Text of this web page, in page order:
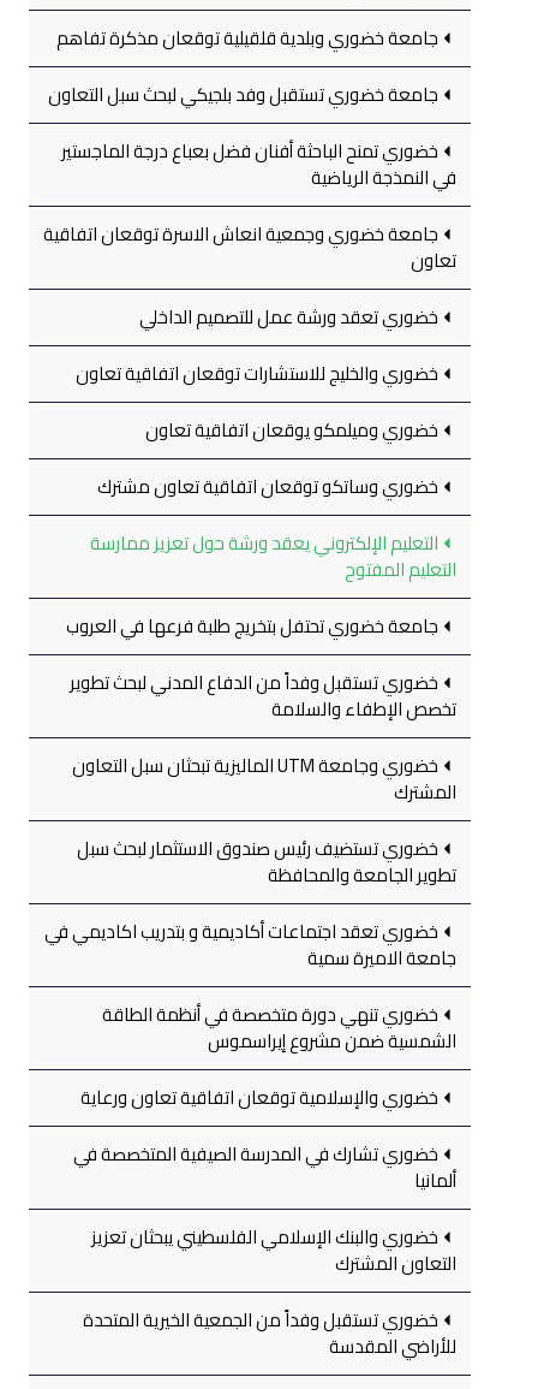
جامعة خضوري وبلدية قلقيلية توقعان مذكرة تفاهم
جامعة خضوري تستقبل وفد بلجيكي لبحث سبل التعاون
خضوري تمنح الباحثة أفنان فضل بعباع درجة الماجستير
في النمذجة الرياضية
جامعة خضوري وجمعية انعاش الاسرة توقعان اتفاقية
تعاون
خضوري تعقد ورشة عمل للتصميم الداخلي
خضوري والخليج للاستشارات توقعان اتفاقية تعاون
خضوري وميلمكو يوقعان اتفاقية تعاون
خضوري وساتكو توقعان اتفاقية تعاون مشترك
التعليم الإلكتروني يعقد ورشة حول تعزيز ممارسة
التعليم المفتوح
جامعة خضوري تحتفل بتخريج طلبة فرعها في العروب
خضوري تستقبل وفداً من الدفاع المدني لبحث تطوير
تخصص الإطفاء والسلامة
خضوري وجامعة UTM الماليزية تبحثان سبل التعاون
المشترك
خضوري تستضيف رئيس صندوق الاستثمار لبحث سبل
تطوير الجامعة والمحافظة
خضوري تعقد اجتماعات أكاديمية و بتدريب اكاديمي في
جامعة الاميرة سمية
خضوري تنهي دورة متخصصة في أنظمة الطاقة
الشمسية ضمن مشروع إيراسموس
خضوري والإسلامية توقعان اتفاقية تعاون ورعاية
خضوري تشارك في المدرسة الصيفية المتخصصة في
ألمانيا
خضوري والبنك الإسلامي الفلسطيني يبحثان تعزيز
التعاون المشترك
خضوري تستقبل وفداً من الجمعية الخيرية المتحدة
للأراضي المقدسة